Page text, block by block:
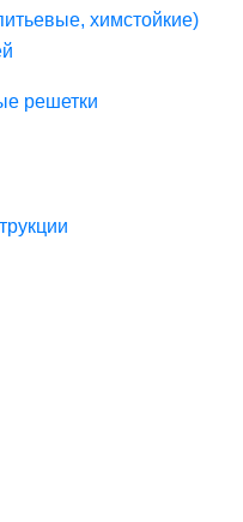
химстойкие)
решетки